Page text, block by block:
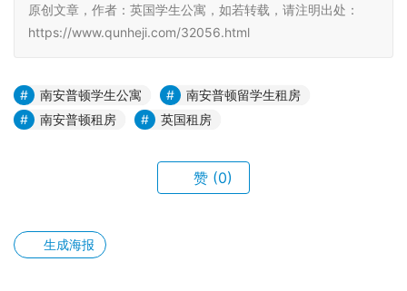
原创文章，作者：英国学生公寓，如若转载，请注明出处：
https://www.qunheji.com/32056.html
南安普顿学生公寓
南安普顿留学生租房
南安普顿租房
英国租房
赞 (0)
生成海报